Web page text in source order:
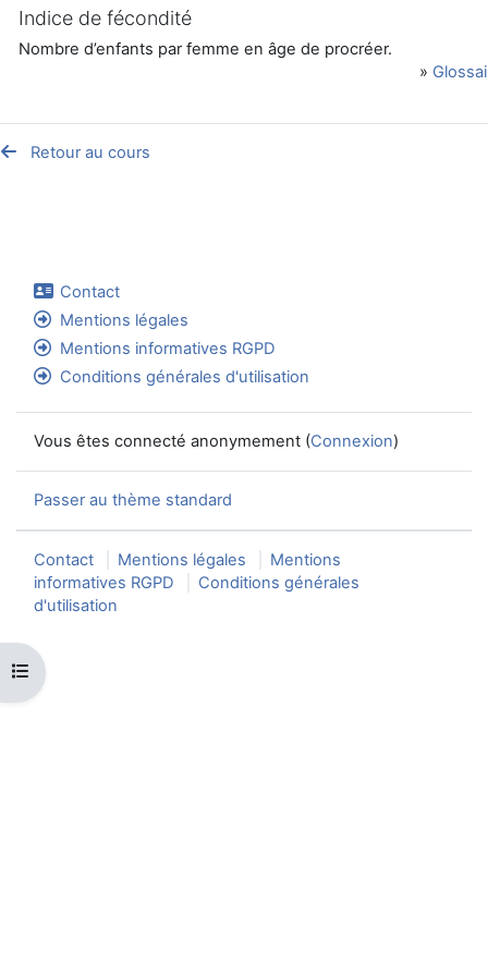
Ouvrir l’index du cours
Indice de fécondité
Nombre d’enfants par femme en âge de procréer.
»
Retour au cours
Contact
Mentions légales
Mentions informatives RGPD
Conditions générales d'utilisation
Vous êtes connecté anonymement (Connexion)
Passer au thème standard
Contact Mentions légales
Mentions
informatives RGPD
Conditions générales
d'utilisation